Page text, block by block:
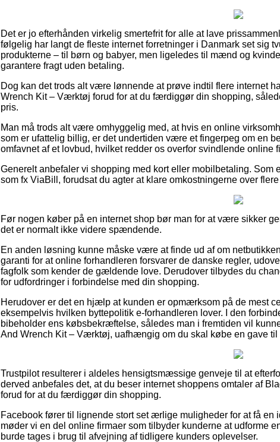
Det er jo efterhånden virkelig smertefrit for alle at lave
følgelig har langt de fleste internet forretninger i Danmark set sig
produkterne – til børn og babyer, men ligeledes til mænd og
garantere fragt uden betaling.
Dog kan det trods alt være lønnende at prøve indtil flere internet
Wrench Kit – Værktøj forud for at du færdiggør din shopping,
pris.
Man må trods alt være omhyggelig med, at hvis en online
som er ufattelig billig, er det undertiden være et fingerpeg om en
omfavnet af et lovbud, hvilket redder os overfor svindlende online
Generelt anbefaler vi shopping med kort eller mobilbetaling. Som
som fx ViaBill, forudsat du agter at klare omkostningerne over flere
Før nogen køber på en internet shop bør man for at være sikker
det er normalt ikke videre spændende.
En anden løsning kunne måske være at finde ud af om
garanti for at online forhandleren forsvarer de danske regler,
fagfolk som kender de gældende love. Derudover tilbydes du
for udfordringer i forbindelse med din shopping.
Herudover er det en hjælp at kunden er opmærksom på de mest
eksempelvis hvilken byttepolitik e-forhandleren lover. I den
bibeholder ens købsbekræftelse, således man i fremtiden vil
And Wrench Kit – Værktøj, uafhængig om du skal købe en gave til
Trustpilot resulterer i aldeles hensigtsmæssige genveje til at
derved anbefales det, at du beser internet shoppens omtaler af
forud for at du færdiggør din shopping.
Facebook fører til lignende stort set ærlige muligheder for at få en
møder vi en del online firmaer som tilbyder kunderne at udforme
burde tages i brug til afvejning af tidligere kunders oplevelser.